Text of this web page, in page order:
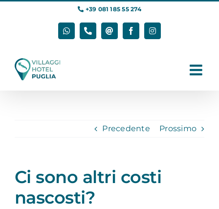
+39 081 185 55 274
WhatsAppPhoneEmail FacebookInstagram
Precedente Prossimo
Ci sono altri costi
nascosti?